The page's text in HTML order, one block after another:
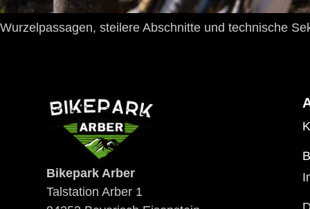
Wurzelpassagen, steilere Abschnitte und technische
Bikepark Arber
Talstation Arber 1